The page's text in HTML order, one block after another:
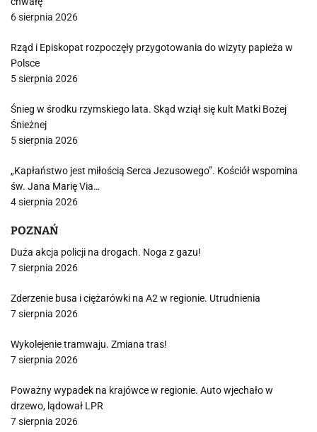
6 sierpnia 2026
Rząd i Episkopat rozpoczęły przygotowania do wizyty papieża w
Polsce
5 sierpnia 2026
Śnieg w środku rzymskiego lata. Skąd wziął się kult Matki Bożej
Śnieżnej
5 sierpnia 2026
„Kapłaństwo jest miłością Serca Jezusowego”. Kościół wspomina
św. Jana Marię Via…
4 sierpnia 2026
POZNAŃ
Duża akcja policji na drogach. Noga z gazu!
7 sierpnia 2026
Zderzenie busa i ciężarówki na A2 w regionie. Utrudnienia
7 sierpnia 2026
Wykolejenie tramwaju. Zmiana tras!
7 sierpnia 2026
Poważny wypadek na krajówce w regionie. Auto wjechało w
drzewo, lądował LPR
7 sierpnia 2026